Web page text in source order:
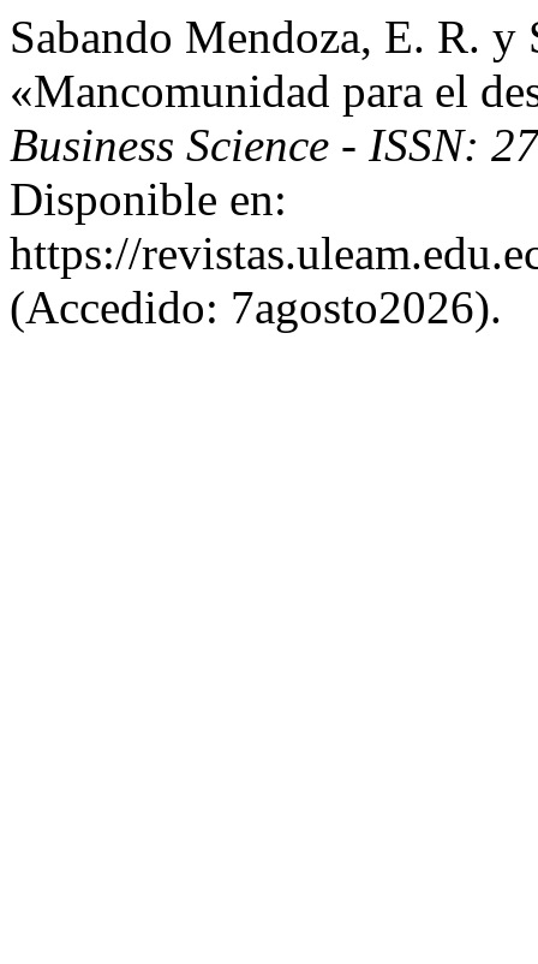
Sabando Mendoza, E. R.
«Mancomunidad para el
Business Science - ISSN:
Disponible en:
https://
(Accedido: 7agosto2026).